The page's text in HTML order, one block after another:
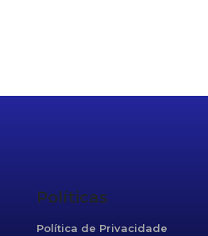
Políticas
Política de Privacidade